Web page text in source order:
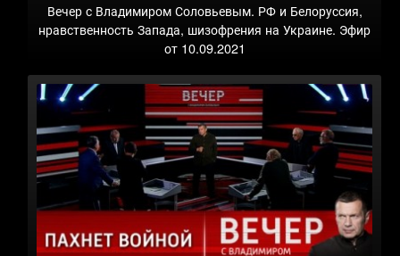
Вечер с Владимиром Соловьевым. РФ и Белоруссия,
нравственность Запада, шизофрения на Украине. Эфир
от 10.09.2021